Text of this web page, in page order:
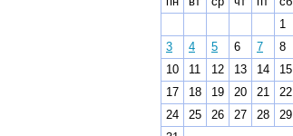
1
3
4 5 6 7 8
10
11 12 13 14 15
17
18 19 20 21 22
24
25 26 27 28 29